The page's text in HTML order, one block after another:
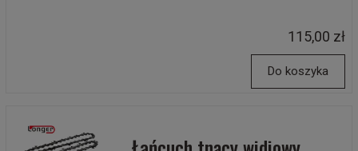
115,00 zł
Do koszyka